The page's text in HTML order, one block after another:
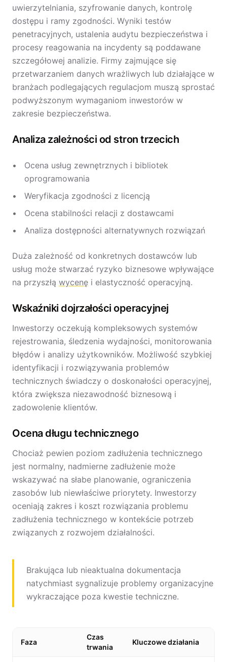
uwierzytelniania, szyfrowanie danych, kontrolę
dostępu i ramy zgodności. Wyniki testów
penetracyjnych, ustalenia audytu bezpieczeństwa i
procesy reagowania na incydenty są poddawane
szczegółowej analizie. Firmy zajmujące się
przetwarzaniem danych wrażliwych lub działające w
branżach podlegających regulacjom muszą sprostać
podwyższonym wymaganiom inwestorów w
zakresie bezpieczeństwa.
Analiza zależności od stron trzecich
Ocena usług zewnętrznych i bibliotek
oprogramowania
Weryfikacja zgodności z licencją
Ocena stabilności relacji z dostawcami
Analiza dostępności alternatywnych rozwiązań
Duża zależność od konkretnych dostawców lub
usług może stwarzać ryzyko biznesowe wpływające
na przyszłą wycenę i elastyczność operacyjną.
Wskaźniki dojrzałości operacyjnej
Inwestorzy oczekują kompleksowych systemów
rejestrowania, śledzenia wydajności, monitorowania
błędów i analizy użytkowników. Możliwość szybkiej
identyfikacji i rozwiązywania problemów
technicznych świadczy o doskonałości operacyjnej,
która zwiększa niezawodność biznesową i
zadowolenie klientów.
Ocena długu technicznego
Chociaż pewien poziom zadłużenia technicznego
jest normalny, nadmierne zadłużenie może
wskazywać na słabe planowanie, ograniczenia
zasobów lub niewłaściwe priorytety. Inwestorzy
oceniają zakres i koszt rozwiązania problemu
zadłużenia technicznego w kontekście potrzeb
związanych z rozwojem działalności.
Brakująca lub nieaktualna dokumentacja
natychmiast sygnalizuje problemy organizacyjne
wykraczające poza kwestie techniczne.
Faza
Czas
trwania
Kluczowe działania